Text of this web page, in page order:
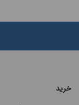
خرید